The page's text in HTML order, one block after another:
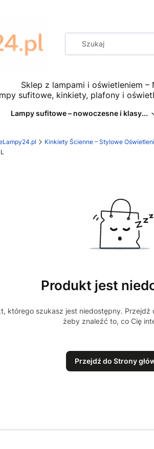
Sklep z lampami i oświetleniem –
sufitowe, kinkiety, plafony i
Lampy sufitowe – nowoczesne i klasy...
Kinkiety Ścienne – Stylowe
Produkt jest
którego szukasz jest niedostępny. Przejdź
żeby znaleźć to, co Cię
Przejdź do Strony